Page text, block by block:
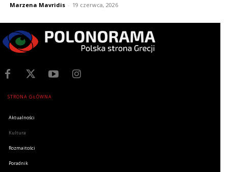
Marzena Mavridis - 19 czerwca, 2026
STRONA GŁÓWNA
Aktualności
Kultura
Rozmaitości
Poradnik